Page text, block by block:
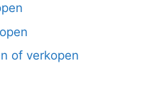
of verkopen